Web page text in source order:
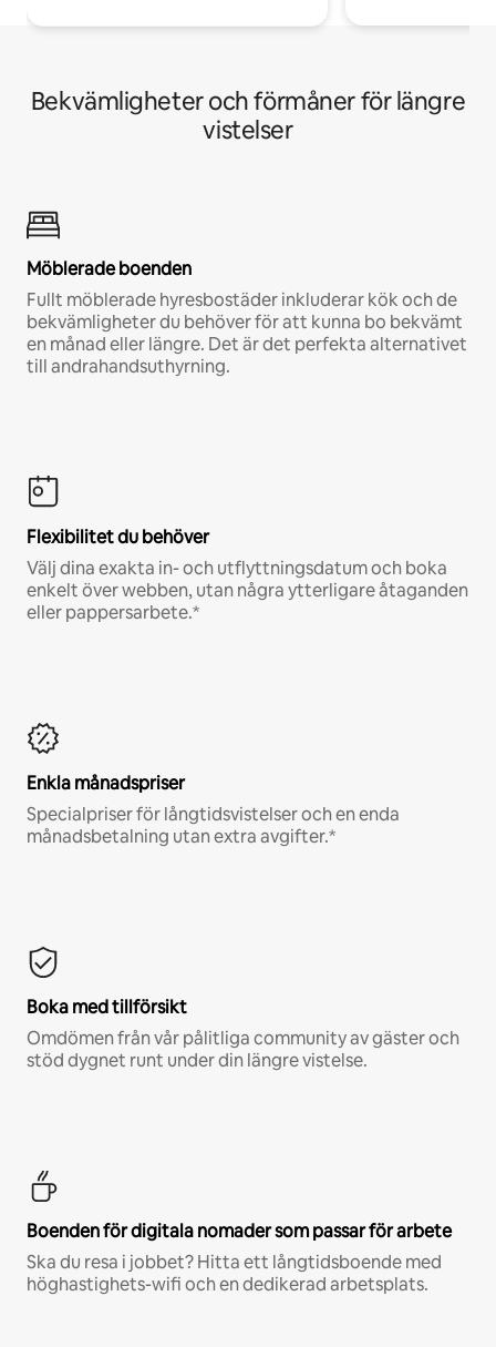
Bekvämligheter och förmåner för längre
vistelser
Möblerade boenden
Fullt möblerade hyresbostäder inkluderar kök och de
bekvämligheter du behöver för att kunna bo bekvämt
en månad eller längre. Det är det perfekta alternativet
till andrahandsuthyrning.
Flexibilitet du behöver
Välj dina exakta in- och utflyttningsdatum och boka
enkelt över webben, utan några ytterligare åtaganden
eller pappersarbete.*
Enkla månadspriser
Specialpriser för långtidsvistelser och en enda
månadsbetalning utan extra avgifter.*
Boka med tillförsikt
Omdömen från vår pålitliga community av gäster och
stöd dygnet runt under din längre vistelse.
Boenden för digitala nomader som passar för arbete
Ska du resa i jobbet? Hitta ett långtidsboende med
höghastighets-wifi och en dedikerad arbetsplats.